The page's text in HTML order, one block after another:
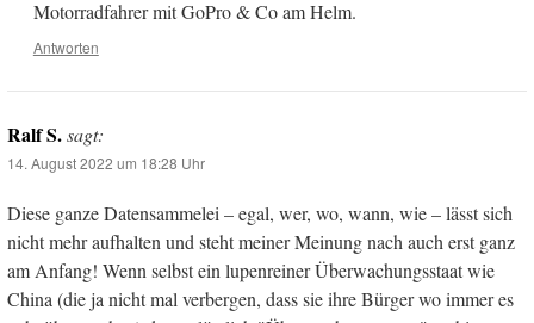
Motorradfahrer mit GoPro & Co am Helm.
Antworten
Ralf S.sagt:
14. August 2022 um 18:28 Uhr
Diese ganze Datensammelei – egal, wer, wo, wann, wie – lässt sich
nicht mehr aufhalten und steht meiner Meinung nach auch erst ganz
am Anfang! Wenn selbst ein lupenreiner Überwachungsstaat wie
China (die ja nicht mal verbergen, dass sie ihre Bürger wo immer es